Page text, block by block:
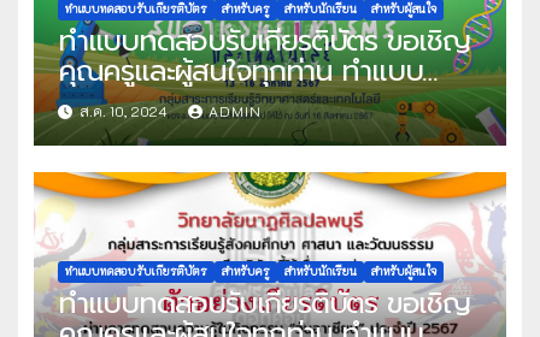
ทำแบบทดสอบรับเกียรติบัตร สำหรับครู สำหรับนักเรียน สำหรับผู้สนใจ
ทำแบบทดสอบรับเกียรติบัตร ขอเชิญ
คุณครูและผู้สนใจทุกท่าน ทำแบบ
ทดสอบออนไลน์ แบบทดสอบวัดความ
รู้พื้นฐานระบบออนไลน์ เนื่องในสัปดาห์
วันวิทยาศาสตร์แห่งชาติ ประจำปีการ
ศึกษา 2567 ผ่านเกณฑ์ที่กำหนด
80% ขึ้นไป รับเกียรติบัตรทาง E-
mail จัดทำโดย โรงเรียนสมุทรสาคร
วุฒิชัย
ส.ค. 10, 2024 ADMIN
ทำแบบทดสอบรับเกียรติบัตร สำหรับครู สำหรับนักเรียน สำหรับผู้สนใจ
ทำแบบทดสอบรับเกียรติบัตร ขอเชิญ